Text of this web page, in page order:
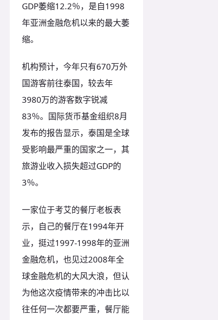
GDP萎缩12.2％，是自1998
年亚洲金融危机以来的最大萎
缩。
机构预计，今年只有670万外
国游客前往泰国，较去年
3980万的游客数字锐减
83％。国际货币基金组织8月
发布的报告显示，泰国是全球
受影响最严重的国家之一，其
旅游业收入损失超过GDP的
3％。
一家位于考艾的餐厅老板表
示，自己的餐厅在1994年开
业，挺过1997-1998年的亚洲
金融危机，也见过2008年全
球金融危机的大风大浪，但认
为他这次疫情带来的冲击比以
往任何一次都要严重，餐厅能